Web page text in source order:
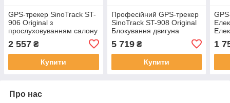
GPS-трекер SinoTrack ST-
906 Original з
прослуховуванням салону
+ Кнопка SOS / ТОП для
Арнеди Авто
2 557 ₴
Купити
Професійний GPS-трекер
SinoTrack ST-908 Original
Блокування двигуна
Мікрофон Виносні антени
2024
5 719₴
Купити
1
Про нас